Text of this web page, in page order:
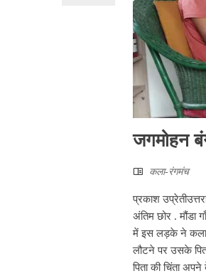
जगमोहन
कला-रंगमंच
प्रकाश
अंतिम छोर . मौंडा
में इस लड़के ने कला
लौटने पर उसके
पिता की चिंता